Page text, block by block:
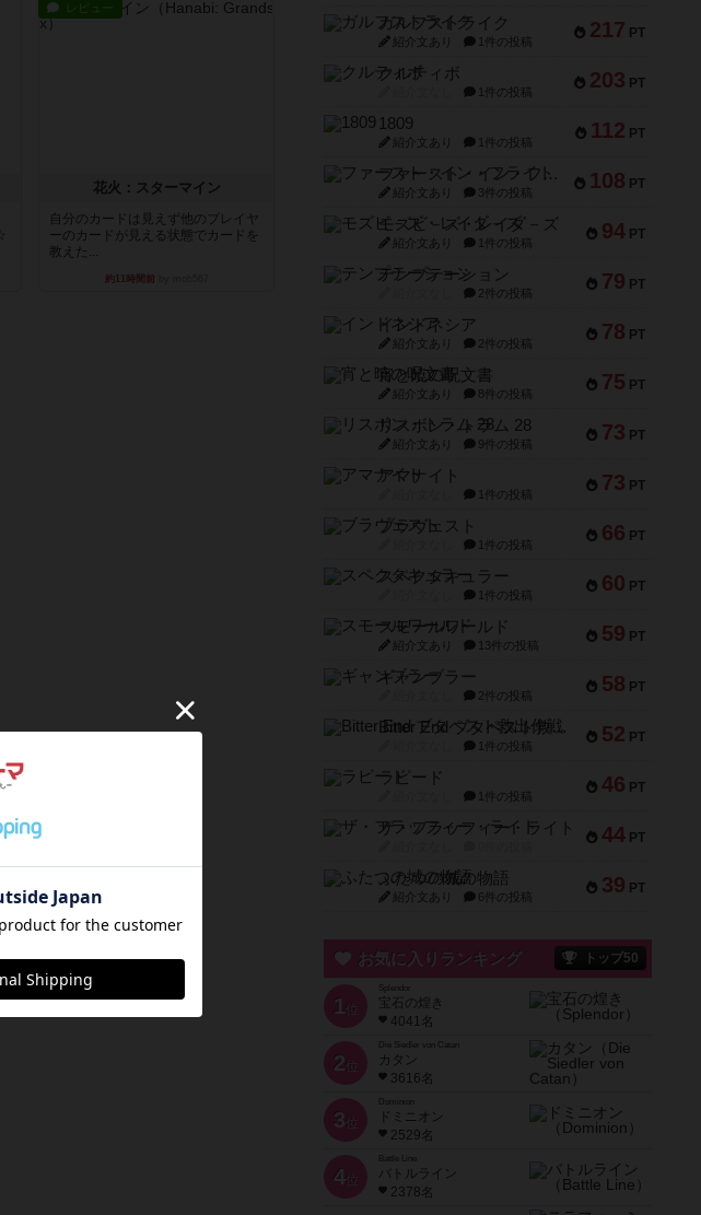
レビュー
花火：スターマイン
自分のカードは見えず他のプレイヤ
ーのカードが見える状態でカードを
教えた...
約11時間前
217 PT
ガルフストライク
紹介文あり 1件の投稿
203 PT
クルティボ
1件の投稿
112 PT
1809
紹介文あり 1件の投稿
108 PT
ファースト・イン・フライト
紹介文あり 3件の投稿
94 PT
モズビ－ズ・レイダ－ズ
紹介文あり 1件の投稿
79 PT
テンプテーション
2件の投稿
78 PT
インドネシア
紹介文あり 2件の投稿
75 PT
宵と暁の呪文書
紹介文あり 8件の投稿
73 PT
リスボン・トラム 28
紹介文あり 9件の投稿
73 PT
アマナイト
1件の投稿
66 PT
ブラヴェスト
1件の投稿
60 PT
スペクタキュラー
1件の投稿
59 PT
スモールワールド
紹介文あり 13件の投稿
58 PT
ギャンブラー
2件の投稿
52 PT
Bitter End ブタペスト救出作戦
1件の投稿
46 PT
ラピード
1件の投稿
44 PT
ザ・フラッフィー・ライト
39 PT
ふたつの城の物語
紹介文あり 6件の投稿
お気に入りランキング トップ50
1 位
宝石の煌き
4041名
2 位
Die Siedler von Catan
カタン
3616名
3 位
ドミニオン
2529名
4位
Battle Line
バトルライン
2378名